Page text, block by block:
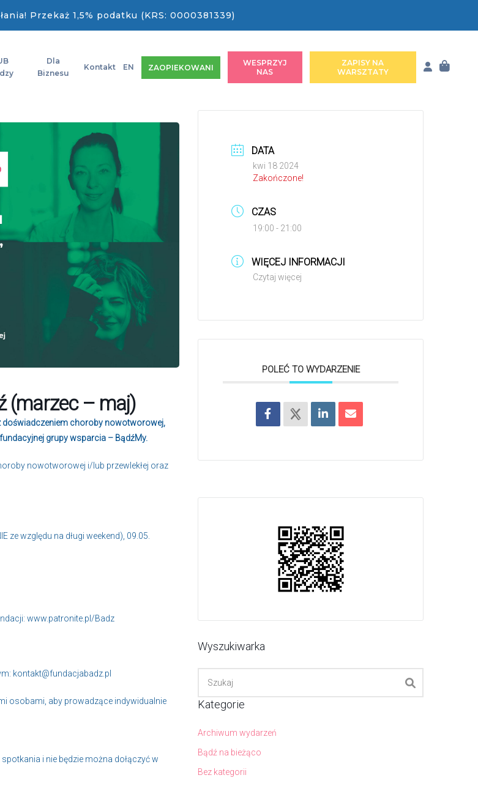
Przekaż 1,5% podatku (KRS: 0000381339)
Dla
Biznesu
Kontakt EN ZAOPIEKOWANI
WESPRZYJ
NAS
ZAPISY NA
WARSZTATY
(marzec – maj)
doświadczeniem choroby nowotworowej,
grupy wsparcia – BądźMy.
nowotworowej i/lub przewlekłej oraz
ze względu na długi weekend), 09.05.
www.patronite.pl/Badz
kontakt@fundacjabadz.pl
osobami, aby prowadzące indywidualnie
i nie będzie można dołączyć w
DATA
kwi 18 2024
Zakończone!
CZAS
19:00 - 21:00
WIĘCEJ INFORMACJI
Czytaj więcej
POLEĆ TO WYDARZENIE
Wyszukiwarka
Kategorie
Archiwum wydarzeń
Bądź na bieżąco
Bez kategorii